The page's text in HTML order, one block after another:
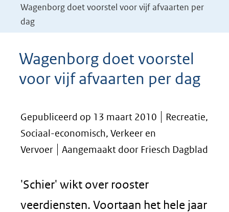
Wagenborg doet voorstel voor vijf afvaarten per
dag
Wagenborg doet voorstel
voor vijf afvaarten per dag
Gepubliceerd op 13 maart 2010
Recreatie,
Sociaal-economisch, Verkeer en
Vervoer
Aangemaakt door Friesch Dagblad
'Schier' wikt over rooster
veerdiensten. Voortaan het hele jaar